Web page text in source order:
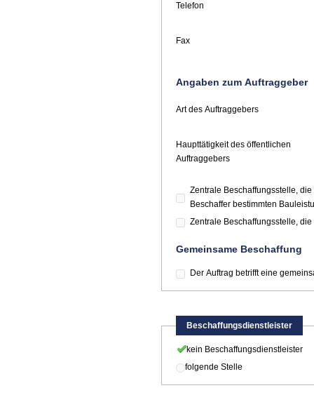
Telefon
Fax
Angaben zum Auftraggeber
Art des Auftraggebers
Haupttätigkeit des öffentlichen
Auftraggebers
Zentrale Beschaffungsstelle,
Beschaffer bestimmten
Zentrale Beschaffungsstelle,
Gemeinsame Beschaffung
Der Auftrag betrifft eine
Beschaffungsdienstleister
kein Beschaffungsdienstleister
folgende Stelle